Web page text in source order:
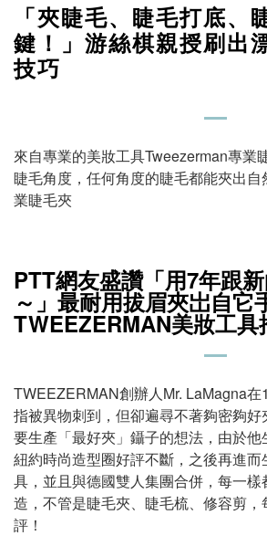
「夾睫毛、睫毛打底、
鍵！」游絲棋親授刷出
技巧
來自專業的美妝工具Tweezerman專業
睫毛角度，任何角度的睫毛都能夾出
業睫毛夾
PTT網友盛讚「用7年跟
～」最耐用拔眉夾岀自它
TWEEZERMAN美妝工具
TWEEZERMAN創辦人Mr. LaMagna
指被異物刺到，但卻遍尋不著夠密夠
要生產「最好夾」鑷子的想法，由於
紐約時尚造型圈好評不斷，之後再進
具，並且與德國雙人集團合併，每一
造，不管是睫毛夾、睫毛梳、修容剪
評！